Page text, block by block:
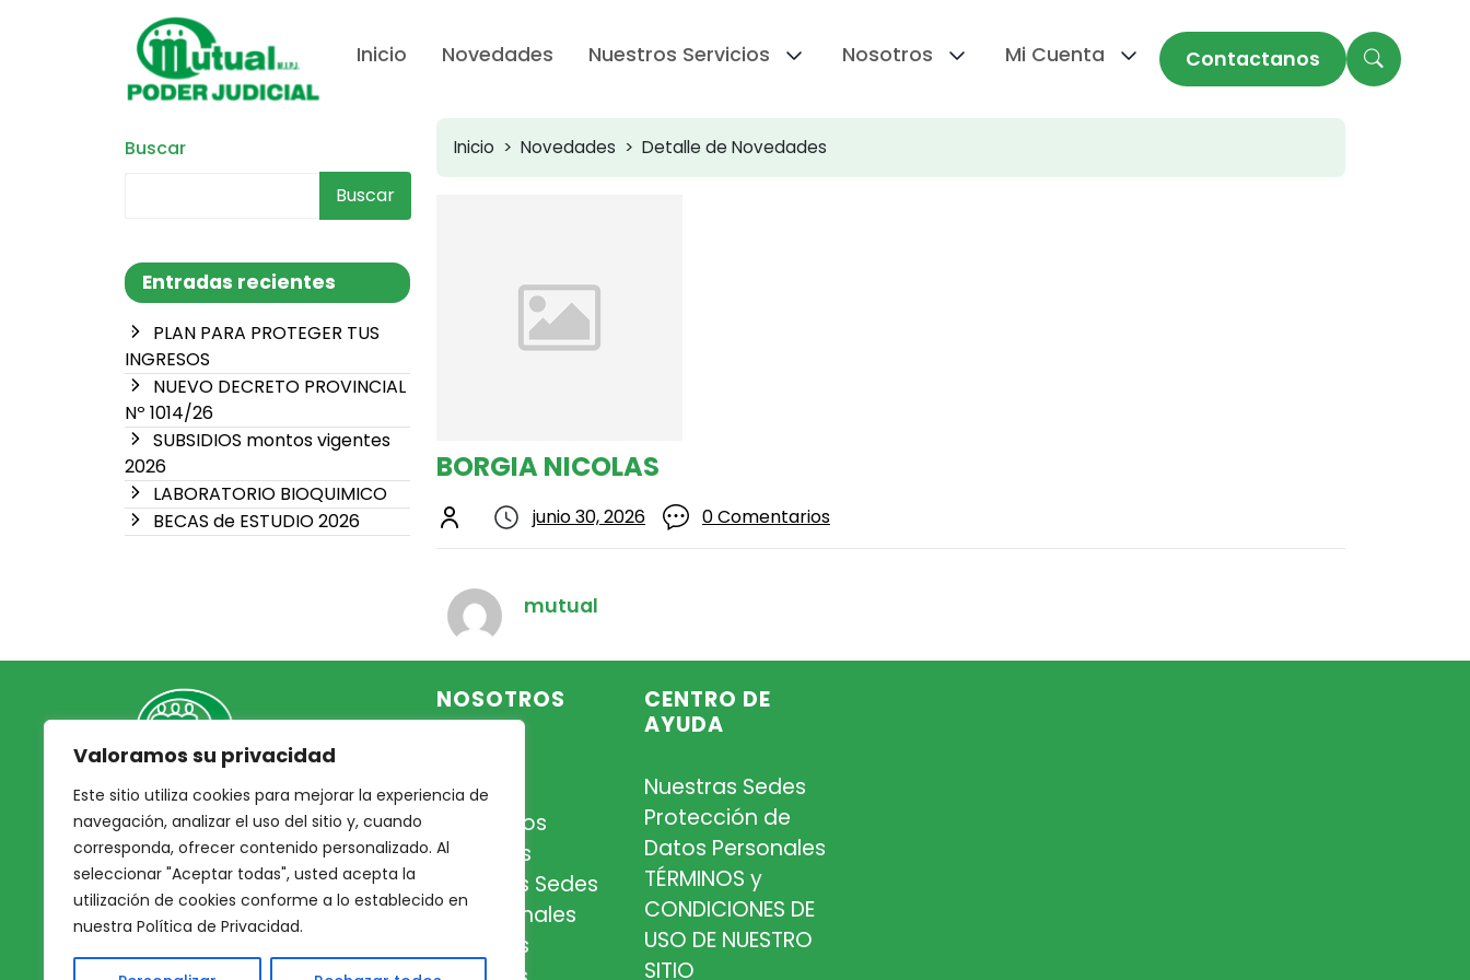
Valoramos su privacidad
Este sitio utiliza cookies para mejorar la experiencia de
navegación, analizar el uso del sitio y, cuando
corresponda, ofrecer contenido personalizado. Al
seleccionar "Aceptar todas", usted acepta la
utilización de cookies conforme a lo establecido en
nuestra Política de Privacidad.
Inicio Novedades Nuestros Servicios Nosotros Mi Cuenta Contactanos
Buscar
Buscar
Entradas recientes
PLAN PARA PROTEGER TUS
INGRESOS
NUEVO DECRETO PROVINCIAL
Nº 1014/26
SUBSIDIOS montos vigentes
2026
LABORATORIO BIOQUIMICO
BECAS de ESTUDIO 2026
Inicio Novedades Detalle de Novedades
BORGIA NICOLAS
junio 30, 2026 0 Comentarios
mutual
Mutual Integrantes del
Poder Judicial
afiliacion@mjpj.org.ar
+54 9 342 467-4510
NOSOTROS
Acceso
Asociados
Nosotros
Nuestras Sedes
Profesionales
Nuestros
CENTRO DE
AYUDA
Nuestras Sedes
Protección de
Datos Personales
TÉRMINOS y
CONDICIONES DE
USO DE NUESTRO
SITIO